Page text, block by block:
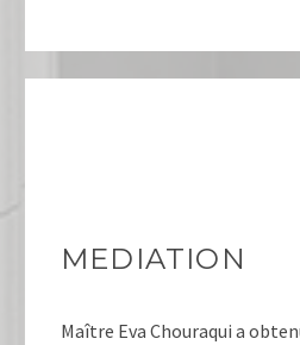
MEDIATION
Maître Eva Chouraqui a